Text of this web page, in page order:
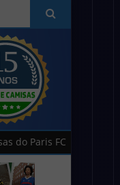
Hummel lança as